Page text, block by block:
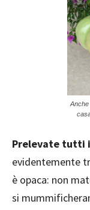
Prelevate tutti
evidentemente
è opaca: non
si